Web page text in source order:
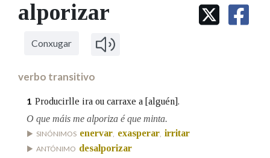
IDENTIDADE CORPORATIVA
MARCIAL DEL ADALID
FIGURAS HOMENAXEADAS
Facebook
TwitterYoutubeInstagram
Bluesky
BUSCAR NOS LEMAS
Comeza por
Contén
alporizar
Conxugar
verbo transitivo
1 Producirlle ira ou carraxe a [alguén].
O que máis me alporiza é que minta.
SINÓNIMOS enervar exasperar irritar
ANTÓNIMO desalporizar